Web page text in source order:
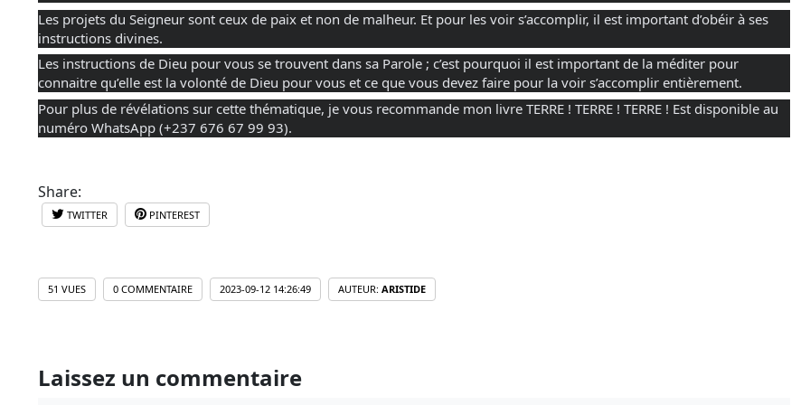
Les projets du Seigneur sont ceux de paix et non de malheur. Et pour les voir s’accomplir, il est important d’obéir à ses
instructions divines.
Les instructions de Dieu pour vous se trouvent dans sa Parole ; c’est pourquoi il est important de la méditer pour
connaitre qu’elle est la volonté de Dieu pour vous et ce que vous devez faire pour la voir s’accomplir entièrement.
Pour plus de révélations sur cette thématique, je vous recommande mon livre TERRE ! TERRE ! TERRE ! Est disponible au
numéro WhatsApp (+237 676 67 99 93).
Share:
TWITTER PINTEREST
51 VUES 0 COMMENTAIRE 2023-09-12 14:26:49 AUTEUR: ARISTIDE
Laissez un commentaire